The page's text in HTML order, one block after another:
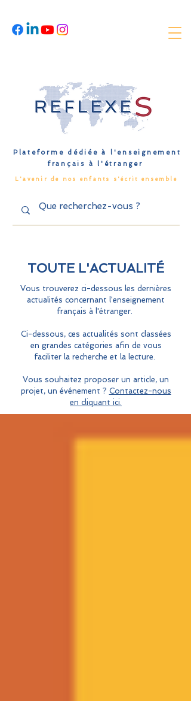
Plateforme dédiée à l'enseignement
français à l'étranger
L'avenir de nos enfants s'écrit ensemble
TOUTE L'ACTUALITÉ
Vous trouverez ci-dessous les dernières
actualités concernant l'enseignement
français à l'étranger.
Ci-dessous, ces actualités sont classées
en grandes catégories afin de vous
faciliter la recherche et la lecture.
Vous souhaitez proposer un article, un
projet, un événement ? Contactez-nous
en cliquant ici.